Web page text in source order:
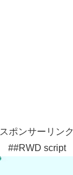
スポンサーリンク
##RWD script